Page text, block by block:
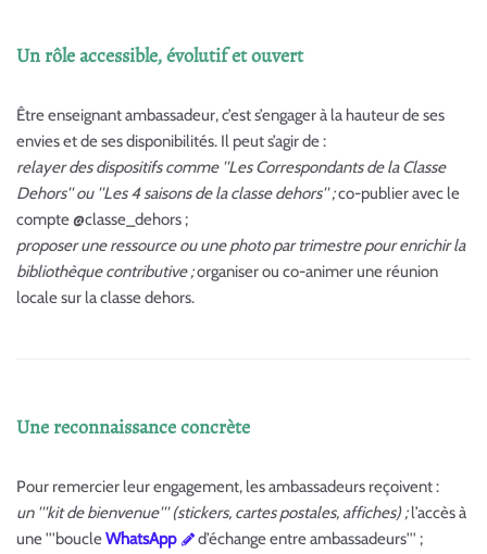
Un rôle accessible, évolutif et ouvert
Être enseignant ambassadeur, c’est s’engager à la hauteur de ses
envies et de ses disponibilités. Il peut s’agir de :
relayer des dispositifs comme ''Les Correspondants de la Classe
Dehors'' ou ''Les 4 saisons de la classe dehors'' ;co-publier avec le
compte @classe_dehors ;
proposer une ressource ou une photo par trimestre pour enrichir la
bibliothèque contributive ;organiser ou co-animer une réunion
locale sur la classe dehors.
Une reconnaissance concrète
Pour remercier leur engagement, les ambassadeurs reçoivent :
un '''kit de bienvenue''' (stickers, cartes postales, affiches) ;l’accès à
une '''boucleWhatsApp
d’échange entre ambassadeurs''' ;